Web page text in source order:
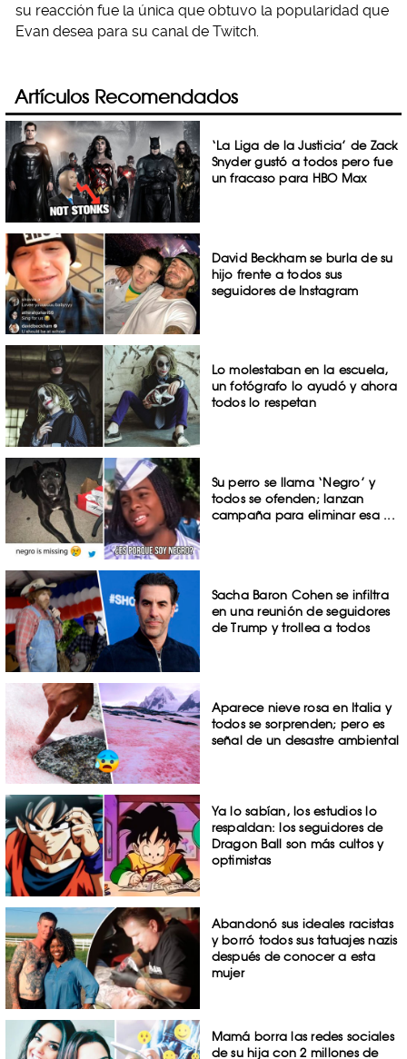
su reacción fue la única que obtuvo la popularidad que
Evan desea para su canal de Twitch.
Artículos Recomendados
‘La Liga de la Justicia’ de Zack
Snyder gustó a todos pero fue
un fracaso para HBO Max
David Beckham se burla de su
hijo frente a todos sus
seguidores de Instagram
Lo molestaban en la escuela,
un fotógrafo lo ayudó y ahora
todos lo respetan
Su perro se llama ‘Negro’ y
todos se ofenden; lanzan
campaña para eliminar esa ...
Sacha Baron Cohen se infiltra
en una reunión de seguidores
de Trump y trollea a todos
Aparece nieve rosa en Italia y
todos se sorprenden; pero es
señal de un desastre ambiental
Ya lo sabían, los estudios lo
respaldan: los seguidores de
Dragon Ball son más cultos y
optimistas
Abandonó sus ideales racistas
y borró todos sus tatuajes nazis
después de conocer a esta
mujer
Mamá borra las redes sociales
de su hija con 2 millones de